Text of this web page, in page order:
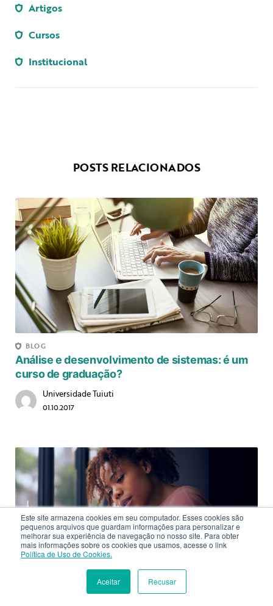
Este site armazena cookies em seu computador. Esses cookies são
pequenos arquivos que guardam informações para personalizar e
melhorar sua experiência de navegação no nosso site. Para obter
mais informações sobre os cookies que usamos, acesse o link
Política de Uso de Cookies.
Aceitar Recusar
INSCREVA-SE MATRÍCULA
Artigos
Cursos
Institucional
POSTS RELACIONADOS
BLOG
Análise e desenvolvimento de sistemas: é um
curso de graduação?
Universidade Tuiuti
01.10.2017